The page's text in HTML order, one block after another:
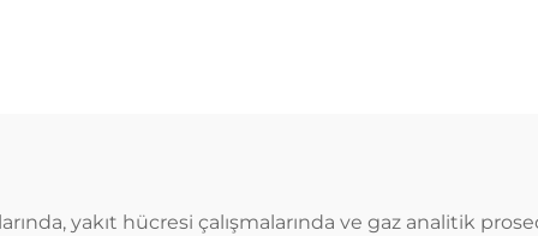
yakıt hücresi çalışmalarında ve gaz analitik